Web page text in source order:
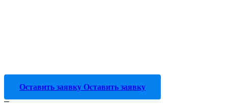
Оставить заявкуОставить заявку
_